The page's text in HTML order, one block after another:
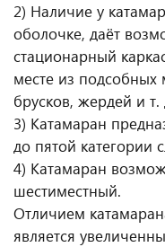
2) Наличие у
оболочке, даёт
стационарный
месте из подсобных
брусков, жердей и т.
3) Катамаран
до пятой категории
4) Катамаран
шестиместный.
Отличием
является